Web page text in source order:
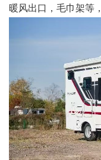
暖风出口，毛巾架等